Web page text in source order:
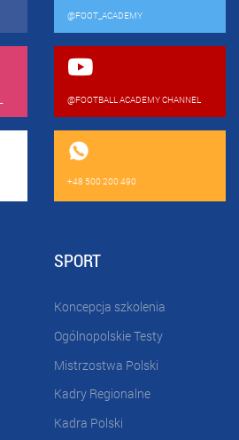
@FOOT_ACADEMY
@FOOTBALL ACADEMY CHANNEL
+48 500 200 490
SPORT
Koncepcja szkolenia
Ogólnopolskie Testy
Mistrzostwa Polski
Kadry Regionalne
Kadra Polski